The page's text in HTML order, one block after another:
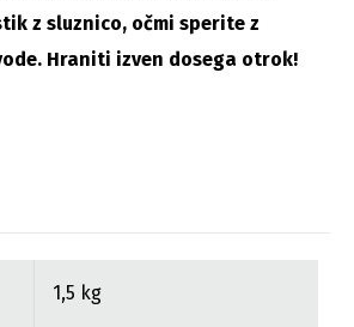
z sluznico, očmi sperite z
Hraniti izven dosega otrok!
1,5 kg